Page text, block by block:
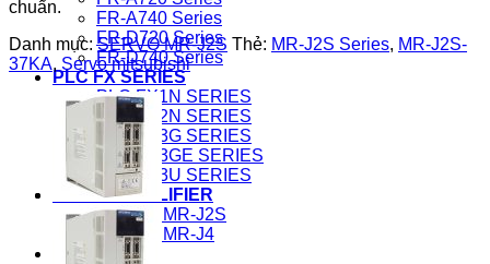
FR-A740 Series
FR-D720 Series
FR-D740 Series
PLC FX SERIES
PLC FX1N SERIES
PLC FX2N SERIES
PLC FX3G SERIES
PLC FX3GE SERIES
PLC FX3U SERIES
SERVO AMPLIFIER
SERVO MR-J2S
SERVO MR-J4
Kinh nghiệm
chuẩn.
Danh mục:SERVO MR-J2S Thẻ: MR-J2S Series, MR-J2S-
37KA, Servo mitsubishi